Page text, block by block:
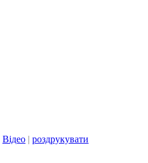
Відео | роздрукувати